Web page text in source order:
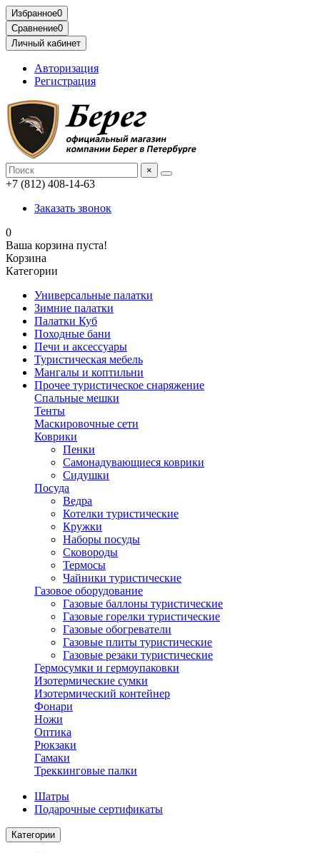
Избранное0
Сравнение0
Личный кабинет
Авторизация
Регистрация
×
+7 (812) 408-14-63
Заказать звонок
0
Ваша корзина пуста!
Корзина
Категории
Универсальные палатки
Зимние палатки
Палатки Куб
Походные бани
Печи и аксессуары
Туристическая мебель
Мангалы и коптильни
Прочее туристическое снаряжение
Спальные мешки
Тенты
Маскировочные сети
Коврики
Пенки
Самонадувающиеся коврики
Сидушки
Посуда
Ведра
Котелки туристические
Кружки
Наборы посуды
Сковороды
Термосы
Чайники туристические
Газовое оборудование
Газовые баллоны туристические
Газовые горелки туристические
Газовые обогреватели
Газовые плиты туристические
Газовые резаки туристические
Гермосумки и гермоупаковки
Изотермические сумки
Изотермический контейнер
Фонари
Ножи
Оптика
Рюкзаки
Гамаки
Треккинговые палки
Шатры
Подарочные сертификаты
Категории